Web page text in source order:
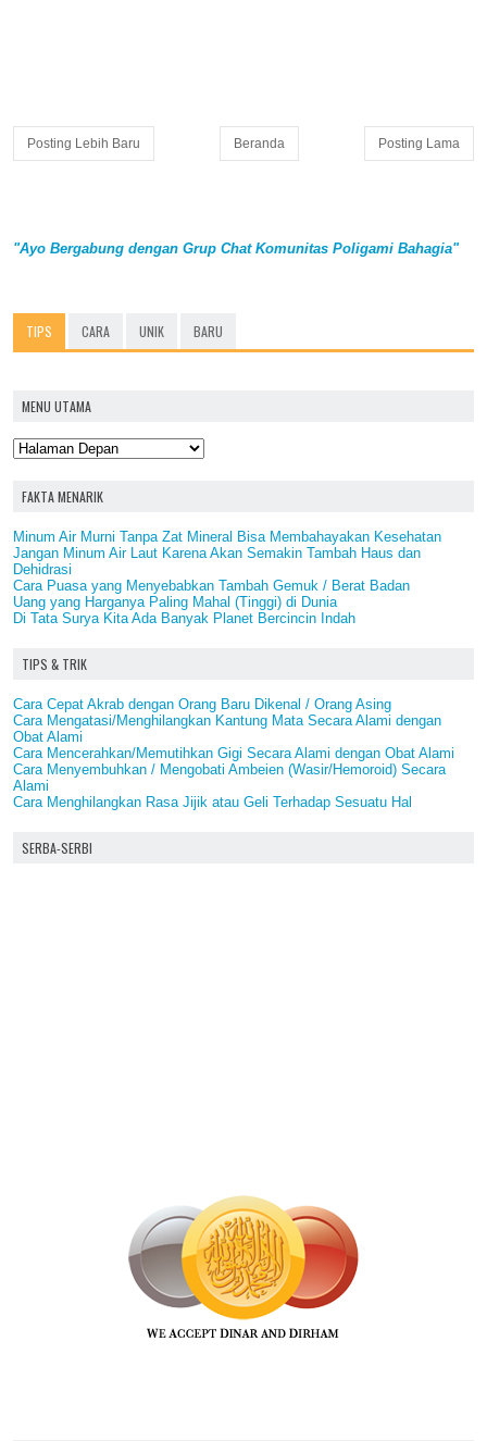
Posting Lebih Baru Posting Lama
Beranda
"Ayo Bergabung dengan Grup Chat Komunitas Poligami Bahagia"
TIPS CARA UNIK BARU
MENU UTAMA
FAKTA MENARIK
Minum Air Murni Tanpa Zat Mineral Bisa Membahayakan Kesehatan
Jangan Minum Air Laut Karena Akan Semakin Tambah Haus dan
Dehidrasi
Cara Puasa yang Menyebabkan Tambah Gemuk / Berat Badan
Uang yang Harganya Paling Mahal (Tinggi) di Dunia
Di Tata Surya Kita Ada Banyak Planet Bercincin Indah
TIPS & TRIK
Cara Cepat Akrab dengan Orang Baru Dikenal / Orang Asing
Cara Mengatasi/Menghilangkan Kantung Mata Secara Alami dengan
Obat Alami
Cara Mencerahkan/Memutihkan Gigi Secara Alami dengan Obat Alami
Cara Menyembuhkan / Mengobati Ambeien (Wasir/Hemoroid) Secara
Alami
Cara Menghilangkan Rasa Jijik atau Geli Terhadap Sesuatu Hal
SERBA-SERBI